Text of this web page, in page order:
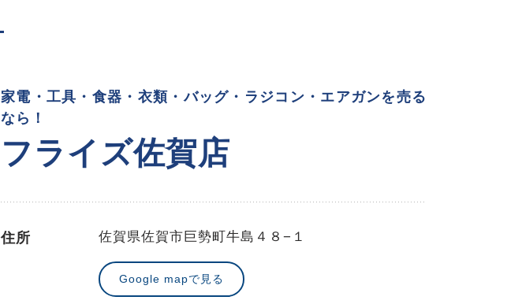
家電・工具・食器・衣類・バッグ・ラジコン・エアガンを売る
なら！
フライズ佐賀店
住所 佐賀県佐賀市巨勢町牛島４８−１
Google mapで見る